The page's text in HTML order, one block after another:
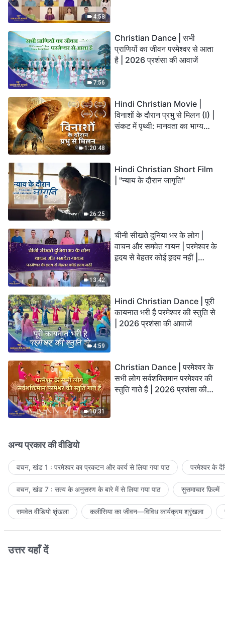
4:58
7:56
Christian Dance | सभी
प्राणियों का जीवन परमेश्वर से आता
है | 2026 प्रशंसा की आवाजें
1:20:48
Hindi Christian Movie |
विनाशों के दौरान प्रभु से मिलन (I) |
संकट में पृथ्वी: मानवता का भाग्य
26:25
Hindi Christian Short Film
| "न्याय के दौरान जागृति"
13:42
चीनी सीखते दुनिया भर के लोग |
वाचन और समवेत गायन | परमेश्वर के
हृदय से बेहतर कोई हृदय नहीं |
4:59
Hindi Christian Dance | पूरी
कायनात भरी है परमेश्वर की स्तुति से
| 2026 प्रशंसा की आवाजें
10:31
Christian Dance | परमेश्वर के
सभी लोग सर्वशक्तिमान परमेश्वर की
स्तुति गाते हैं | 2026 प्रशंसा की
अन्य प्रकार की वीडियो
वचन, खंड 1 : परमेश्वर का प्रकटन और कार्य से लिया गया पाठ परमेश्वर के
वचन, खंड 7 : सत्य के अनुसरण के बारे में से लिया गया पाठ सुसमाचार फ़िल्में
समवेत वीडियो शृंखला कलीसिया का जीवन—विविध कार्यक्रम श्रृंखला
उत्तर यहाँ दें